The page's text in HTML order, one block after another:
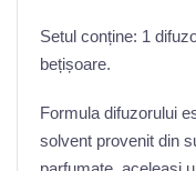
Setul conține: 1
bețișoare.
Formula difuzorului
solvent provenit din